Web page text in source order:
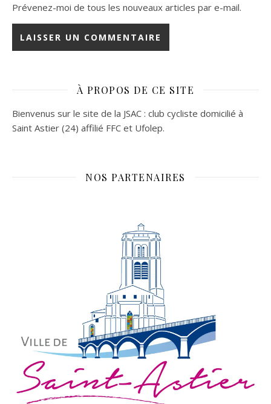
Prévenez-moi de tous les nouveaux articles par e-mail.
À PROPOS DE CE SITE
Bienvenus sur le site de la JSAC : club cycliste domicilié à
Saint Astier (24) affilié FFC et Ufolep.
NOS PARTENAIRES